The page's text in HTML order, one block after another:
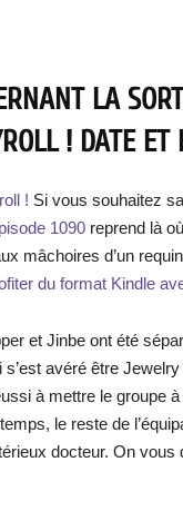
LA
! DATE ET
! Si vous souhaitez
1090 reprend là
mâchoires d’un
du format Kindle
et Jinbe ont été
avéré être
à mettre le groupe à
le reste de
docteur. On vous